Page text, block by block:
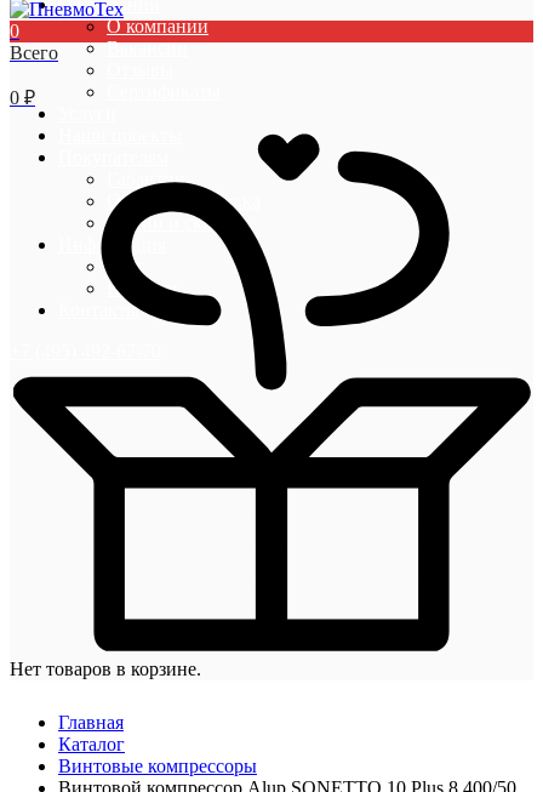
О компании
О компании
Вакансии
Гарантии
Оплата и доставка
Акции и скидки
Информация
Блог
Новости
Контакты
0
Всего
0 ₽
Нет товаров в корзине.
Главная
Каталог
Винтовые компрессоры